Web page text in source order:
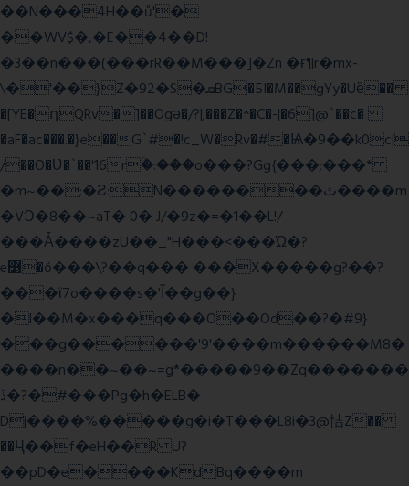
��N���4H��ů'�
��WV$�,�E��4��D!
�3��n���(���rR��M���]�Zn �ғ¶r�mx-
\�'��}Z�92�S�ܩBG�5I�M��gYy�Uȅ��
�[YE�դQRv�]��Ogə�/?|;���Z�^�C�-|�6]@`��c�
�aF�ac���.�}e��G`#�!c_W�Rv�#�Ѩ�9��k0c|
/��O�Ʋ�`��'16rؒ�:���o���?Gg{���;���*
�m~��;�Ƨ:N��������ٿ����m
�VϽ�8��~aT� 0� J/�9z�=�1��L!/
���Ǡ����zU��_"H���<���Ώ�?
e߻�ó���\?��q��� ���X�����g?��?
���ϊ7o����s�'Ĩ��g��}
�l��M�x���q���O��Od��?�#9}
���g������'9'����m������M8�
����n��~��~=g*�����9��Zq�������
ڏ�?�#���Pg�h�ELB�
Dj����%�����g�i�T���L8i�3@恄Z��
��Ҷ��f�eH��R U?
��pD�e����KdBq����m